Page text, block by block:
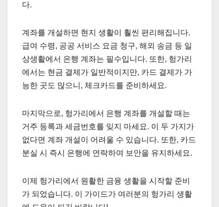
다.
계좌를 개설하면 현지 생활이 훨씬 편리해집니다.
급여 수령, 공공 서비스 요금 청구, 해외 송금 등 일
상생활에서 은행 계좌는 필수입니다. 또한, 헝가리
에서는 현금 결제가 일반적이지만, 카드 결제가 가
능한 곳도 많으니, 체크카드를 준비하세요.
마지막으로, 헝가리에서 은행 계좌를 개설할 때는
거주 등록과 세금번호를 잊지 마세요. 이 두 가지가
없다면 계좌 개설이 어려울 수 있습니다. 또한, 카드
분실 시 즉시 은행에 연락하여 보안을 유지하세요.
이제 헝가리에서 원활한 금융 생활을 시작할 준비
가 되었습니다. 이 가이드가 여러분의 헝가리 생활